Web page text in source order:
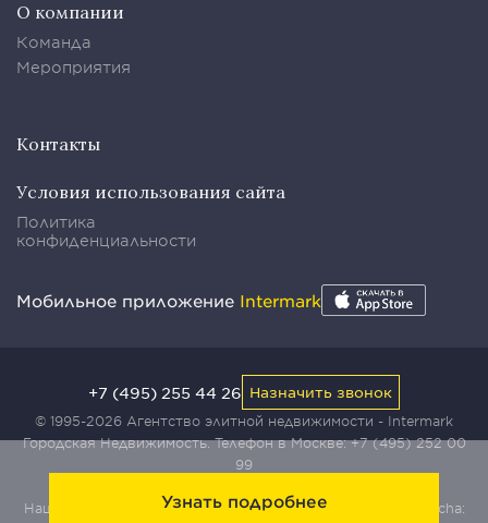
Узнать подробнее
О компании
Команда
Мероприятия
Контакты
Условия использования сайта
Политика
конфиденциальности
Мобильное приложение Intermark
© 1995-2026 Агентство элитной недвижимости - Intermark
Городская Недвижимость. Телефон в Москве:+7 (495) 252 00
99
Наш сайт защищен с помощью сервиса Yandex SmartCaptcha:
+7 (495) 255 44 26 Назначить звонок